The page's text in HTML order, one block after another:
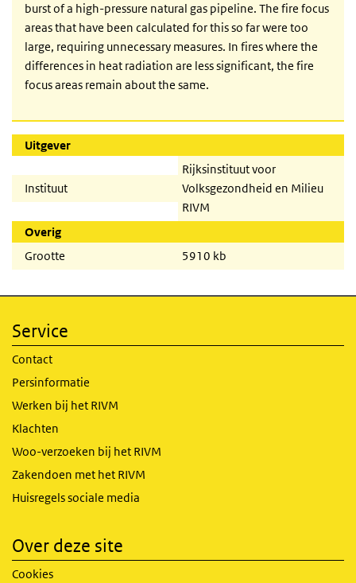
burst of a high-pressure natural gas pipeline. The fire focus
areas that have been calculated for this so far were too
large, requiring unnecessary measures. In fires where the
differences in heat radiation are less significant, the fire
focus areas remain about the same.
Uitgever
Instituut
Rijksinstituut voor
Volksgezondheid en Milieu
RIVM
Overig
Grootte
5910 kb
Service
Contact
Persinformatie
Werken bij het RIVM
Klachten
Woo-verzoeken bij het RIVM
Zakendoen met het RIVM
Huisregels sociale media
Over deze site
Cookies